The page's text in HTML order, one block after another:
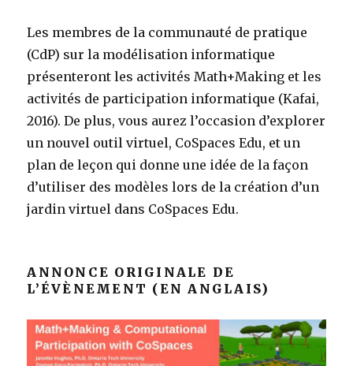
Les membres de la communauté de pratique
(CdP) sur la modélisation informatique
présenteront les activités Math+Making et les
activités de participation informatique (Kafai,
2016). De plus, vous aurez l’occasion d’explorer
un nouvel outil virtuel, CoSpaces Edu, et un
plan de leçon qui donne une idée de la façon
d’utiliser des modèles lors de la création d’un
jardin virtuel dans CoSpaces Edu.
ANNONCE ORIGINALE DE
L’ÉVÈNEMENT (EN ANGLAIS)